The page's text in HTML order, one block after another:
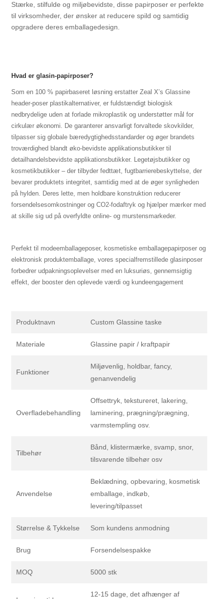
Stærke, stilfulde og miljøbevidste, disse papirposer er perfekte
til virksomheder, der ønsker at reducere spild og samtidig
opgradere deres emballagedesign.
Hvad er glasin-papirposer?
Som en 100 % papirbaseret løsning erstatter Zeal X’s Glassine
header-poser plastikalternativer, er fuldstændigt biologisk
nedbrydelige uden at forlade mikroplastik og understøtter mål for
cirkulær økonomi. De garanterer ansvarligt forvaltede skovkilder,
tilpasser sig globale bæredygtighedsstandarder og øger brandets
troværdighed blandt øko-bevidste applikationsbutikker til
detailhandelsbevidste applikationsbutikker. Legetøjsbutikker og
kosmetikbutikker – der tilbyder fedttæt, fugtbarrierebeskyttelse, der
bevarer produktets integritet, samtidig med at de øger synligheden
på hylden. Deres lette, men holdbare konstruktion reducerer
forsendelsesomkostninger og CO2-fodaftryk og hjælper mærker med
at skille sig ud på overfyldte online- og murstensmarkeder.
Perfekt til modeemballageposer, kosmetiske emballagepapirposer og
elektronisk produktemballage, vores specialfremstillede glasinposer
forbedrer udpakningsoplevelser med en luksuriøs, gennemsigtig
effekt, der booster den oplevede værdi og kundeengagement
Produktnavn Custom Glassine taske
Materiale Glassine papir / kraftpapir
Funktioner
Miljøvenlig, holdbar, fancy,
genanvendelig
Overfladebehandling
Offsettryk, tekstureret, lakering,
laminering, prægning/prægning,
varmstempling osv.
Tilbehør
Bånd, klistermærke, svamp, snor,
tilsvarende tilbehør osv
Anvendelse
Beklædning, opbevaring, kosmetisk
emballage, indkøb,
levering/tilpasset
Størrelse & Tykkelse Som kundens anmodning
Brug Forsendelsespakke
MOQ 5000 stk
12-15 dage, det afhænger af